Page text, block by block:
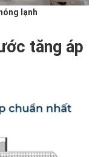
lạnh
tăng áp